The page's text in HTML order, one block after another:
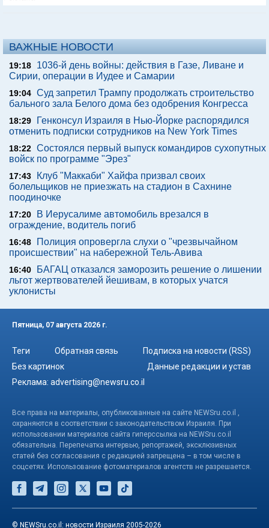
ВАЖНЫЕ НОВОСТИ
19:18
1036-й день войны: действия в Газе, Ливане и
Сирии, операции в Иудее и Самарии
19:04 Суд запретил Трампу продолжать строительство
бального зала Белого дома без одобрения Конгресса
18:29
Генконсул Израиля в Нью-Йорке распорядился
отменить подписки сотрудников на New York Times
18:22 Состоялся первый выпуск командиров сухопутных
войск по программе "Эрез"
17:43
Клуб "Маккаби" Хайфа призвал своих
болельщиков не приезжать на стадион в Сахнине
поодиночке
17:20
В Иерусалиме автомобиль врезался в
ограждение, водитель погиб
16:48
Полиция опровергла слухи о "чрезвычайном
происшествии" на набережной Тель-Авива
16:40
БАГАЦ отказался заморозить решение о лишении
льгот жертвователей йешивам, в которых учатся
уклонисты
Пятница, 07 августа 2026 г.
Теги Обратная связь
Подписка на новости (RSS)
Без картинок
Данные редакции и устав
Реклама: advertising@newsru.co.il
Все права на материалы, опубликованные на сайте NEWSru.co.il ,
охраняются в соответствии с законодательством Израиля. При
использовании материалов сайта гиперссылка на NEWSru.co.il
обязательна. Перепечатка интервью, репортажей, эксклюзивных
статей без согласования с редакцией запрещена – в том числе в
соцсетях. Использование фотоматериалов агентств не разрешается.
© NEWSru.co.il: новости Израиля 2005-2026